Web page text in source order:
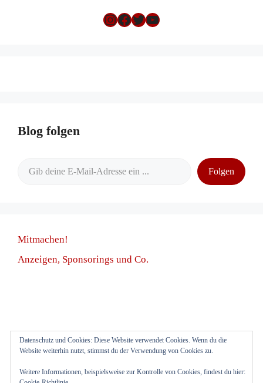
Instagram
Facebook
Twitter
YouTube
Blog folgen
Folgen
Mitmachen!
Anzeigen, Sponsorings und Co.
Anmelden
Datenschutz und Cookies: Diese Website verwendet Cookies. Wenn du die
Website weiterhin nutzt, stimmst du der Verwendung von Cookies zu.
Weitere Informationen, beispielsweise zur Kontrolle von Cookies, findest du hier: